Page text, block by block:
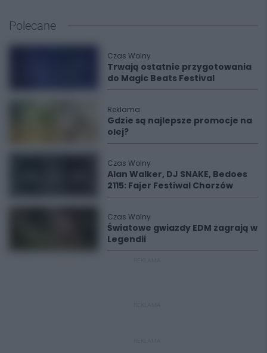
Polecane
Czas Wolny
Trwają ostatnie przygotowania
do Magic Beats Festival
Reklama
Gdzie są najlepsze promocje na
olej?
Czas Wolny
Alan Walker, DJ SNAKE, Bedoes
2115: Fajer Festiwal Chorzów
Czas Wolny
Światowe gwiazdy EDM zagrają w
Legendii